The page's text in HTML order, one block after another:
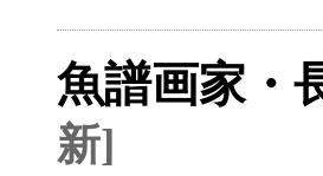
魚譜画家
新]